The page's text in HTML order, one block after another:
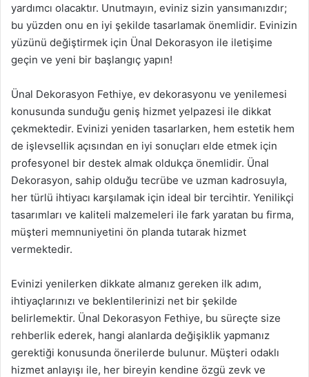
yardımcı olacaktır. Unutmayın, eviniz sizin yansımanızdır;
bu yüzden onu en iyi şekilde tasarlamak önemlidir. Evinizin
yüzünü değiştirmek için Ünal Dekorasyon ile iletişime
geçin ve yeni bir başlangıç yapın!
Ünal Dekorasyon Fethiye, ev dekorasyonu ve yenilemesi
konusunda sunduğu geniş hizmet yelpazesi ile dikkat
çekmektedir. Evinizi yeniden tasarlarken, hem estetik hem
de işlevsellik açısından en iyi sonuçları elde etmek için
profesyonel bir destek almak oldukça önemlidir. Ünal
Dekorasyon, sahip olduğu tecrübe ve uzman kadrosuyla,
her türlü ihtiyacı karşılamak için ideal bir tercihtir. Yenilikçi
tasarımları ve kaliteli malzemeleri ile fark yaratan bu firma,
müşteri memnuniyetini ön planda tutarak hizmet
vermektedir.
Evinizi yenilerken dikkate almanız gereken ilk adım,
ihtiyaçlarınızı ve beklentilerinizi net bir şekilde
belirlemektir. Ünal Dekorasyon Fethiye, bu süreçte size
rehberlik ederek, hangi alanlarda değişiklik yapmanız
gerektiği konusunda önerilerde bulunur. Müşteri odaklı
hizmet anlayışı ile, her bireyin kendine özgü zevk ve